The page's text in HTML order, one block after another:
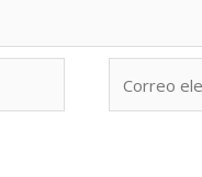
electrónico*